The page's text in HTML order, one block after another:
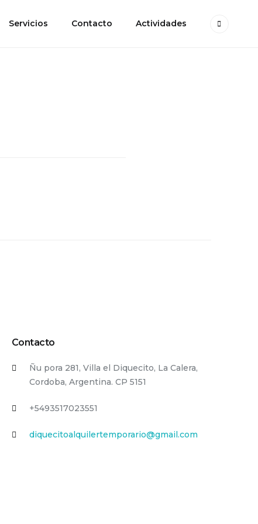
Servicios Contacto Actividades
Contacto
Ñu pora 281, Villa el Diquecito, La Calera,
Cordoba, Argentina. CP 5151
+5493517023551
diquecitoalquilertemporario@gmail.com